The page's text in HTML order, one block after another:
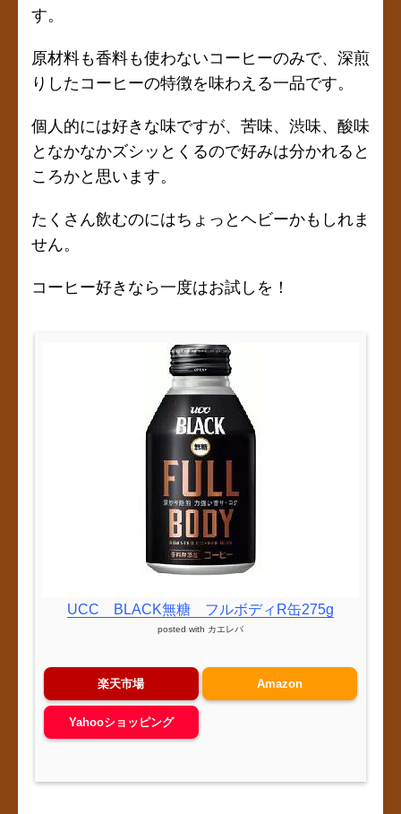
す。
原材料も香料も使わないコーヒーのみで、深煎
りしたコーヒーの特徴を味わえる一品です。
個人的には好きな味ですが、苦味、渋味、酸味
となかなかズシッとくるので好みは分かれると
ころかと思います。
たくさん飲むのにはちょっとヘビーかもしれま
せん。
コーヒー好きなら一度はお試しを！
UCC BLACK無糖 フルボディR缶275g
posted with カエレバ
楽天市場 Amazon
Yahooショッピング